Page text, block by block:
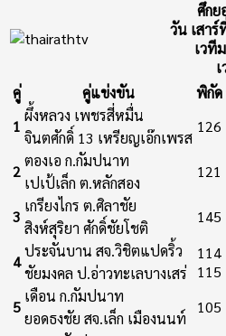
ศึกย
วัน เสาร์
เวที
คู่
คู่แข่งขัน พิกัด
1
ผึ้งหลวง เพชรสี่หมื่น
126
จินตศักดิ์ 13 เหรียญเอ๊กเพรส
2
ตองเอ ก.กัมปนาท
121
เปเป้เล็ก ต.หลักสอง
3
เกรียงไกร ต.ศิลาชัย
145
สิงห์สุริยา ศักดิ์ชัยโชติ
4
ประจันบาน สจ.วิชิตแปดริ้ว
114
115
ชัยมงคล ป.อ่าวทะเลบางเสร่
5
เดือน ก.กัมปนาท
105
ยอดธงชัย สจ.เล็ก เมืองนนท์